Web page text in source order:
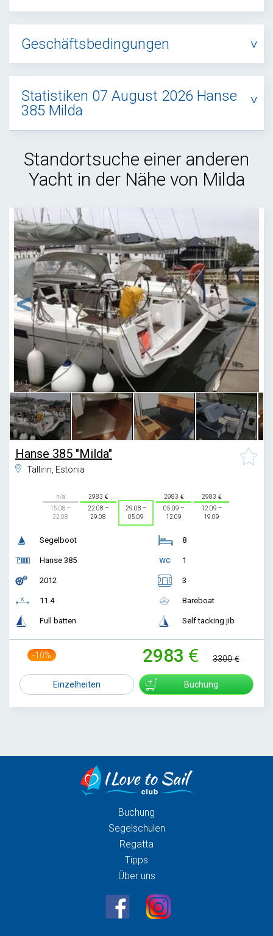
Geschäftsbedingungen
Statistiken 07 August 2026 Hanse
385 Milda
Standortsuche einer anderen
Yacht in der Nähe von Milda
1/11
Hanse 385 "Milda"
Tallinn, Estonia
n/a
15.08 –
22.08
2983
22.08 –
29.08
29.08 –
05.09
2983
05.09 –
12.09
2983
12.09 –
19.09
Segelboot
Hanse 385
2012
11.4
Full batten
8
1
3
Bareboat
Self tacking jib
-10% 2983 3300
Einzelheiten Buchung
Buchung
Segelschulen
Regatta
Tipps
Über uns